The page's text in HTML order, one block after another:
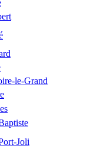
le-Grand
Joli